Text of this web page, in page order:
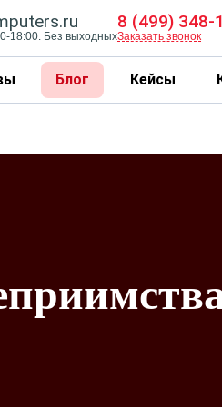
18:00. Без выходных
8 (499) 348-
Заказать звонок
Блог Кейсы